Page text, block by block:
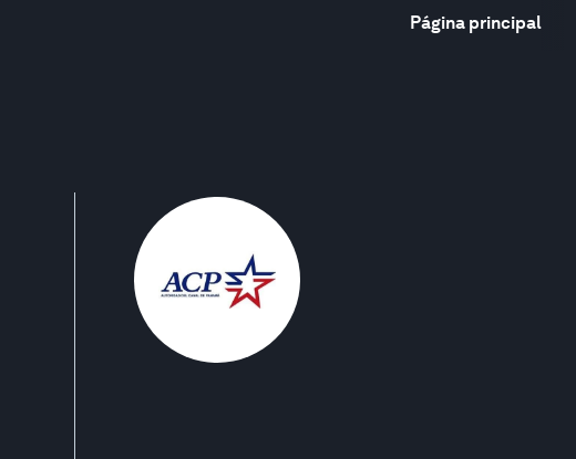
Página principal